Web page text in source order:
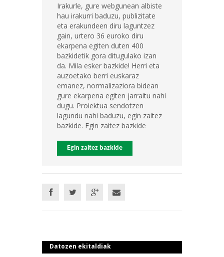
Irakurle, gure webgunean albiste
hau irakurri baduzu, publizitate
eta erakundeen diru laguntzez
gain, urtero 36 euroko diru
ekarpena egiten duten 400
bazkidetik gora ditugulako izan
da. Mila esker bazkide! Herri eta
auzoetako berri euskaraz
emanez, normalizaziora bidean
gure ekarpena egiten jarraitu nahi
dugu. Proiektua sendotzen
lagundu nahi baduzu, egin zaitez
bazkide. Egin zaitez bazkide
Egin zaitez bazkide
Datozen ekitaldiak